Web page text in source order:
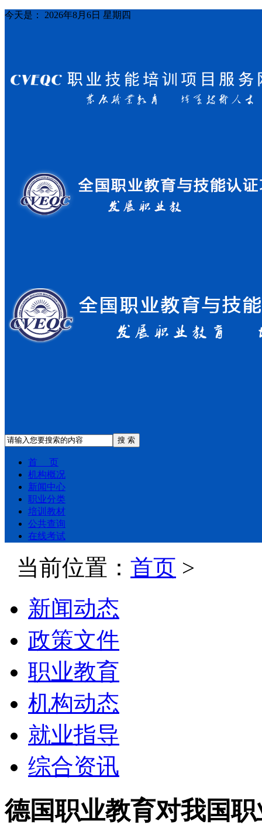
今天是： 2026年8月6日 星期四
搜 索
首 页
机构概况
新闻中心
职业分类
培训教材
公共查询
在线考试
当前位置： 首页 >
新闻动态
政策文件
职业教育
机构动态
就业指导
综合资讯
德国职业教育对我国